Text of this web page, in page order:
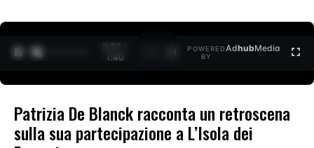
0:27 /
1:40
POWERED
BY
AdhubMedia
Patrizia De Blanck racconta un retroscena
sulla sua partecipazione a L’Isola dei